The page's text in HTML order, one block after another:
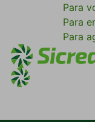
Para
Para
Para